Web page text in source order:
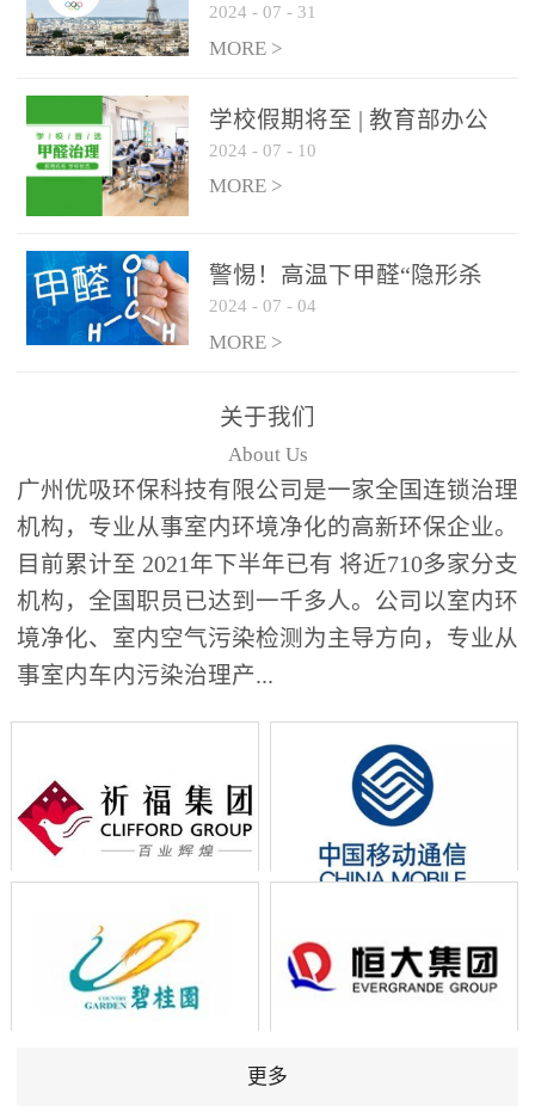
宿风波：优吸环保共建健康
绿色家居
2024 - 07 - 31
MORE >
学校假期将至 | 教育部办公
厅关于加强学校新建校舍室
内空气质量管理通知
2024 - 07 - 10
MORE >
警惕！高温下甲醛“隐形杀
手”来袭，你的家安全吗？
2024 - 07 - 04
MORE >
关于我们
About Us
广州优吸环保科技有限公司是一家全国连锁治理
机构，专业从事室内环境净化的高新环保企业。
目前累计至 2021年下半年已有 将近710多家分支
机构，全国职员已达到一千多人。公司以室内环
境净化、室内空气污染检测为主导方向，专业从
事室内车内污染治理产...
更多